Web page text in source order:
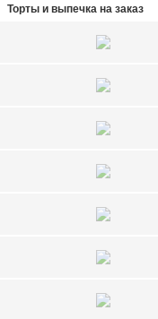
Торты и выпечка на заказ